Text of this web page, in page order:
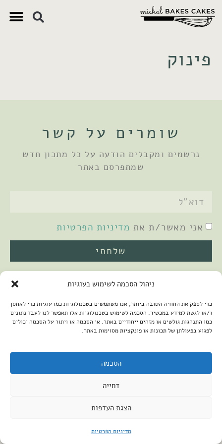
ניהול הסכמה לשימוש בעוגיות
כדי לספק את החוויה הטובה ביותר, אנו משתמשים בטכנולוגיות כמו עוגיות כדי לאחסן
ו/או לגשת למידע במכשיר. הסכמה לשימוש בטכנולוגיות אלו תאפשר לנו לעבד נתונים
כמו התנהגות גולשים או מזהים ייחודיים באתר. אי הסכמה או ויתור על הסכמה יכולים
לפגוע בפעולתן של תכונות או פונקציות מסוימות באתר.
הסכמה
דחייה
הצגת העדפות
מדיניות הפרטיות
פינוק
שומרים על קשר
נרשמים ומקבלים הודעה על כל מתכון חדש
שמתפרסם באתר
אני מאשר/ת את מדיניות הפרטיות
שלחתי
2026 © כל הזכויות שמורות למיכל שמיר
הצהרת נגישות